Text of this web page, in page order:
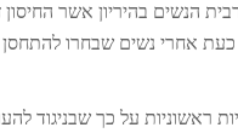
הנשים בהיריון אשר החיסון
אחרי נשים שבחרו
ראשוניות על כך שבניגוד